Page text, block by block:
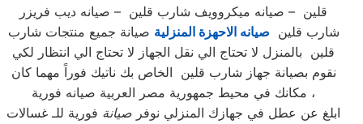
قلين – صيانه ميكروويف شارب قلين – صيانه ديب فريزر
شارب قلين صيانه الاحهزة المنزلية صيانة جميع منتجات شارب
قلين بالمنزل لا تحتاج الي نقل الجهاز لا تحتاج الي انتظار لكي
نقوم بصيانة جهاز شارب قلين الخاص بك ناتيك فوراً مهما كان
مكانك في محيط جمهورية مصر العربية صيانه فورية ،
ابلغ عن عطل في جهازك المنزلي نوفر صيانة فورية للـ غسالات